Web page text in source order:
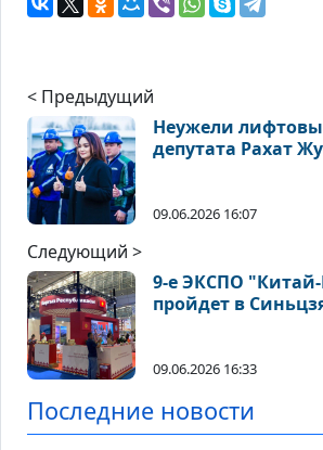
< Предыдущий
Неужели
депутата Рахат
09.06.2026 16:07
Следующий >
9-е ЭКСПО
пройдет в
09.06.2026 16:33
Последние новости